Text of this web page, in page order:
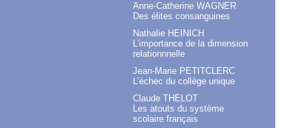
Anne-Catherine WAGNER
Des élites consanguines
Nathalie HEINICH
L’importance de la dimension
relationnnelle
Jean-Marie PETITCLERC
L’échec du collège unique
Claude THÉLOT
Les atouts du système
scolaire français